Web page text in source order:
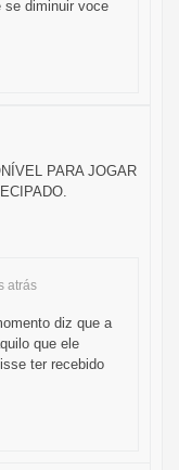
se diminuir voce
PARA JOGAR
atrás
diz que a
que ele
ter recebido